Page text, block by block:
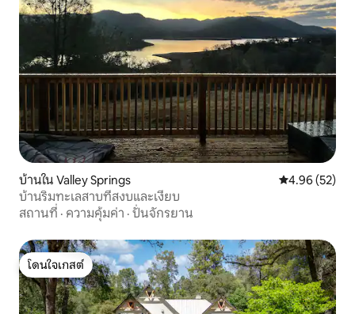
บ้านใน Valley Springs คะแนนเฉลี่ย
4.96 (52)
บ้านริมทะเลสาบที่สงบและเงียบ
สถานที่ · ความคุ้มค่า · ปั่นจักรยาน
โดนใจเกสต์
โดนใจเกสต์